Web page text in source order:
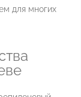
для многих